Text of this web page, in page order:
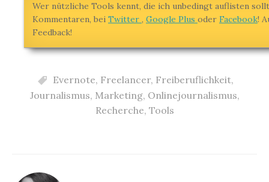
Wer nützliche Tools kennt, die ich unbedingt auflisten
Kommentaren, bei Twitter , Google Plus oder Facebook!
Feedback!
Evernote, Freelancer, Freiberuflichkeit,
Journalismus, Marketing, Onlinejournalismus,
Recherche, Tools